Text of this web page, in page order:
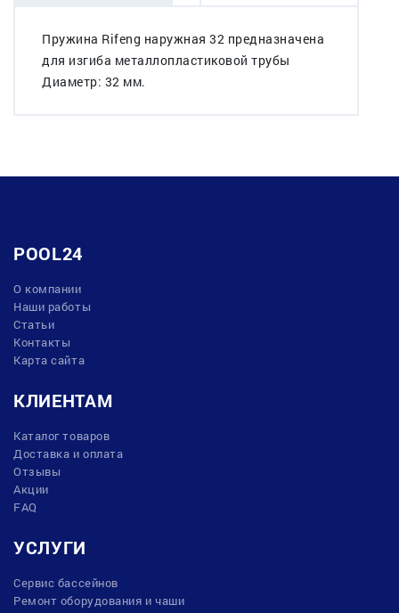
Пружина Rifeng наружная 32 предназначена
для изгиба металлопластиковой трубы
Диаметр: 32 мм.
POOL24
О компании
Наши работы
Статьи
Контакты
Карта сайта
КЛИЕНТАМ
Каталог товаров
Доставка и оплата
Отзывы
Акции
FAQ
УСЛУГИ
Сервис бассейнов
Ремонт оборудования и чаши